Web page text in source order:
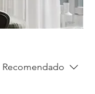
Recomendado